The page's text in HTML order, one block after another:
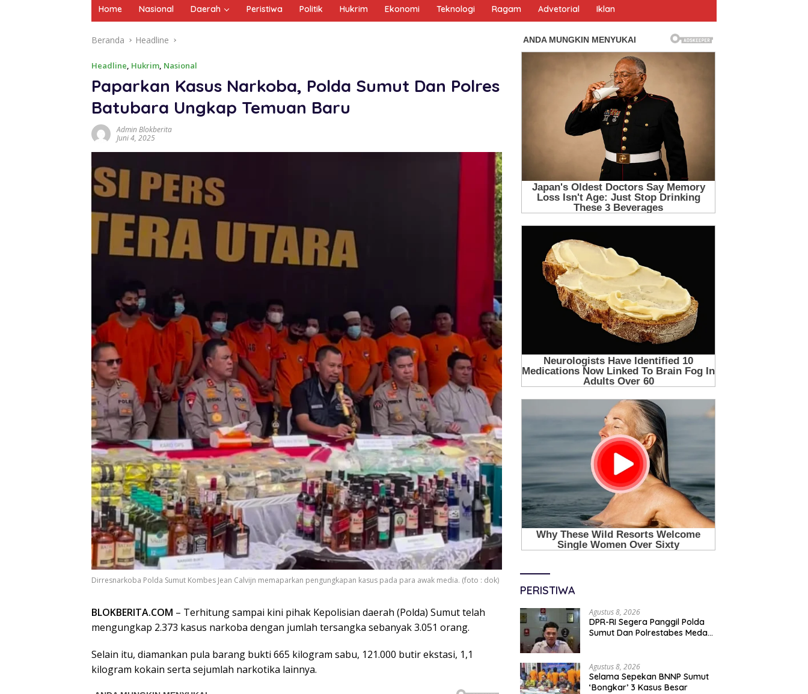
Home Nasional Daerah Peristiwa Politik Hukrim Ekonomi Teknologi Ragam Advetorial Iklan
Beranda Headline
Headline Hukrim Nasional
Paparkan Kasus Narkoba, Polda Sumut Dan Polres
Batubara Ungkap Temuan Baru
Admin Blokberita
Juni 4, 2025
Dirresnarkoba Polda Sumut Kombes Jean Calvijn memaparkan pengungkapan kasus pada para awak media. (foto : dok)
BLOKBERITA.COM – Terhitung sampai kini pihak Kepolisian daerah (Polda) Sumut telah
mengungkap 2.373 kasus narkoba dengan jumlah tersangka sebanyak 3.051 orang.
Selain itu, diamankan pula barang bukti 665 kilogram sabu, 121.000 butir ekstasi, 1,1
kilogram kokain serta sejumlah narkotika lainnya.
PERISTIWA
Agustus 8, 2026
DPR-RI Segera Panggil Polda
Sumut Dan Polrestabes Medan
Agustus 8, 2026
Selama Sepekan BNNP Sumut
‘Bongkar’ 3 Kasus Besar